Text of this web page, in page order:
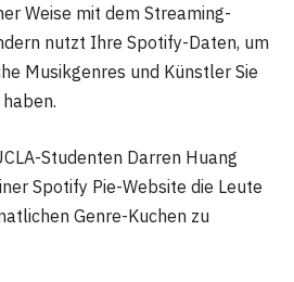
Weise mit dem Streaming-
nutzt Ihre Spotify-Daten, um
Musikgenres und Künstler Sie
Studenten Darren Huang
Spotify Pie-Website die Leute
Genre-Kuchen zu